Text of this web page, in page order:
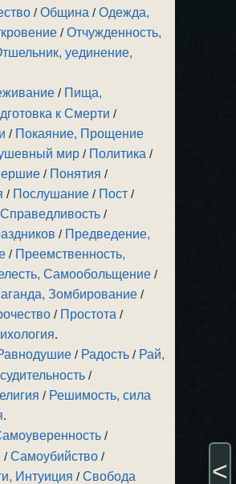
/Община /Одежда,
/Отчужденность,
уединение,
/ Пища,
к Смерти /
/ Покаяние, Прощение
мир / Политика /
/ Понятия /
/ Послушание / Пост /
/
/ Предведение,
/ Преемственность,
Самообольщение /
Зомбирование /
/ Простота /
.
/ Радость / Рай,
/
/ Решимость, сила
.
/
/Самоубийство /
Интуиция /Свобода
<